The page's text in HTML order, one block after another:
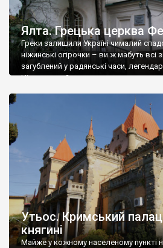
Ялта. Грецька церква
Греки залишили Україні чималий
ніжинські огірочки – ви ж мабуть всі
загублений у радянські часи,
Ніжин греки?
Утьос. Кримський палац
княгині
Майже у кожному населеному пункті